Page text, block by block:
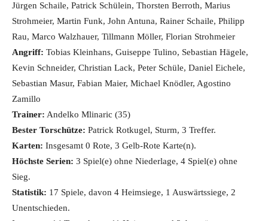
Jürgen Schaile, Patrick Schülein, Thorsten Berroth, Marius
Strohmeier, Martin Funk, John Antuna, Rainer Schaile, Philipp
Rau, Marco Walzhauer, Tillmann Möller, Florian Strohmeier
Angriff: Tobias Kleinhans, Guiseppe Tulino, Sebastian Hägele,
Kevin Schneider, Christian Lack, Peter Schüle, Daniel Eichele,
Sebastian Masur, Fabian Maier, Michael Knödler, Agostino
Zamillo
Trainer: Andelko Mlinaric (35)
Bester Torschütze: Patrick Rotkugel, Sturm, 3 Treffer.
Karten: Insgesamt 0 Rote, 3 Gelb-Rote Karte(n).
Höchste Serien: 3 Spiel(e) ohne Niederlage, 4 Spiel(e) ohne
Sieg.
Statistik: 17 Spiele, davon 4 Heimsiege, 1 Auswärtssiege, 2
Unentschieden.